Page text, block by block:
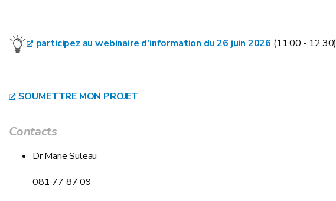
participez au webinaire d'information du 26 juin 2026 (11.00 - 12.30)
SOUMETTRE MON PROJET
Contacts
Dr Marie Suleau
081 77 87 09